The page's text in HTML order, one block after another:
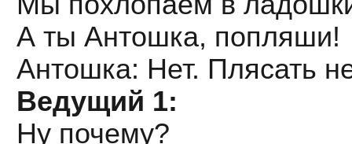
А ты Антошка, попляши!
Антошка: Нет. Плясать
Ведущий 1:
Ну почему?